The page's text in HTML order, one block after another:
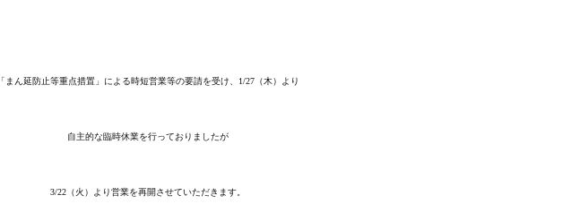
「まん延防止等重点措置」による時短営業等の要請を受け、1/27（木）より
自主的な臨時休業を行っておりましたが
3/22（火）より営業を再開させていただきます。